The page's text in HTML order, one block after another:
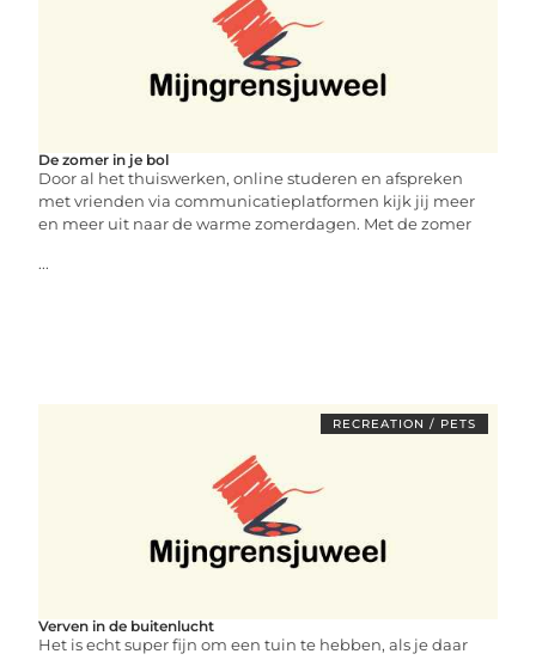
De zomer in je bol
Door al het thuiswerken, online studeren en afspreken
met vrienden via communicatieplatformen kijk jij meer
en meer uit naar de warme zomerdagen. Met de zomer
...
RECREATION / PETS
Verven in de buitenlucht
Het is echt super fijn om een tuin te hebben, als je daar